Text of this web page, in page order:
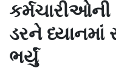
કર્મચારીઓની
ડરને
ભર્યું